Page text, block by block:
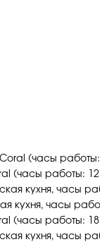
(часы
(часы работы:
кухня, часы
кухня, часы
(часы работы:
кухня, часы